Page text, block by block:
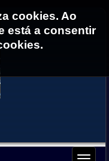
cookies. Ao
está a consentir